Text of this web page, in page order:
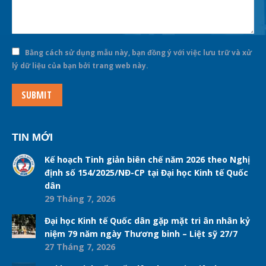
Bằng cách sử dụng mẫu này, bạn đồng ý với việc lưu trữ và xử
lý dữ liệu của bạn bởi trang web này.
SUBMIT
TIN MỚI
Kế hoạch Tinh giản biên chế năm 2026 theo Nghị
định số 154/2025/NĐ-CP tại Đại học Kinh tế Quốc
dân
29 Tháng 7, 2026
Đại học Kinh tế Quốc dân gặp mặt tri ân nhân kỷ
niệm 79 năm ngày Thương binh – Liệt sỹ 27/7
27 Tháng 7, 2026